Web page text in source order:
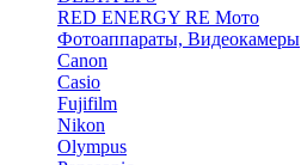
RED ENERGY RE Мото
Фотоаппараты, Видеокамеры
Canon
Casio
Fujifilm
Nikon
Olympus